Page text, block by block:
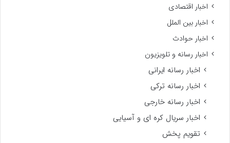
اخبار اقتصادی
اخبار بین الملل
اخبار حوادث
اخبار رسانه و تلویزیون
اخبار رسانه ایرانی
اخبار رسانه ترکی
اخبار رسانه خارجی
اخبار سریال کره ای و آسیایی
تقویم پخش